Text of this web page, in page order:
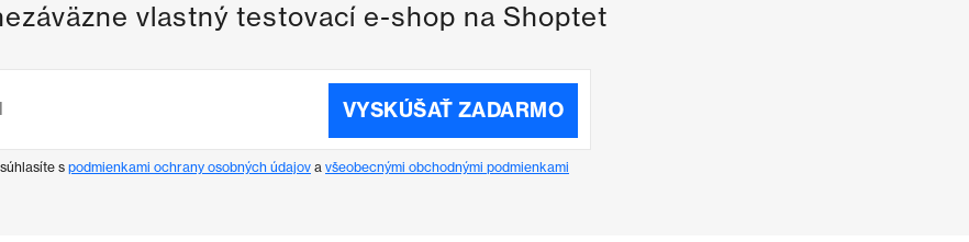
vlastný testovací e-shop na Shoptet
VYSKÚŠAŤ ZADARMO
s podmienkami ochrany osobných údajov a všeobecnými obchodnými podmienkami